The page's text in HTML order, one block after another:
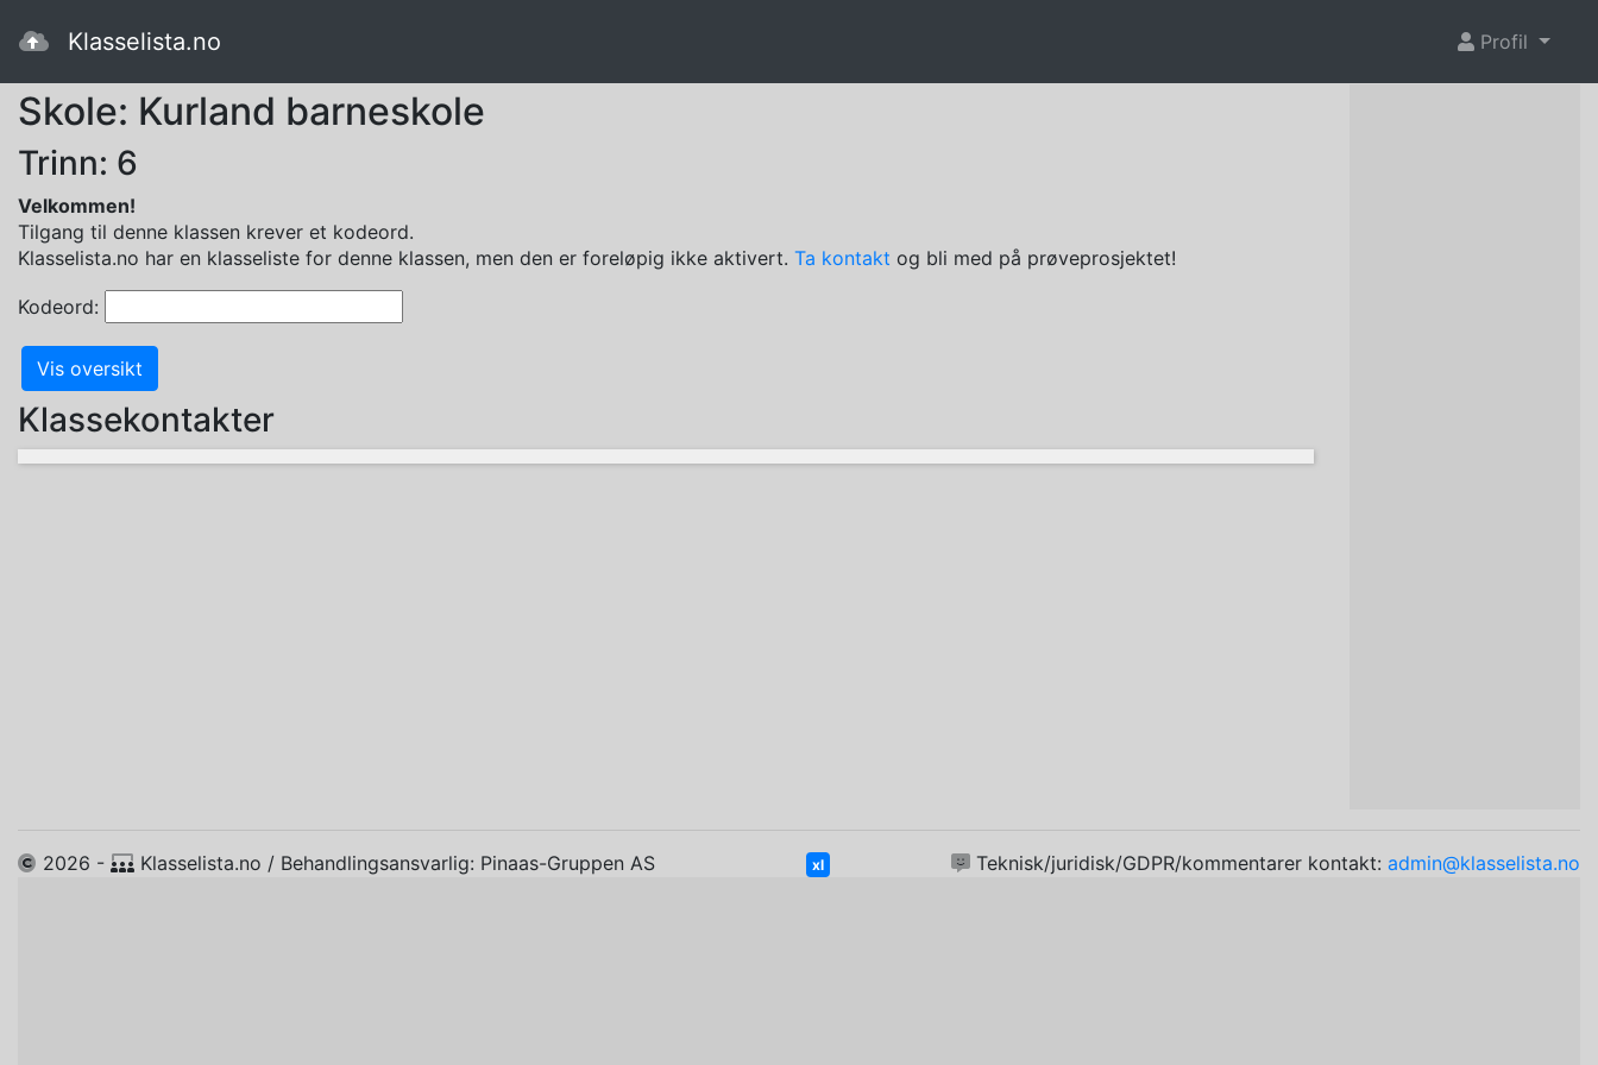
Klasselista.no Profil
Skole: Kurland barneskole
Trinn: 6
Velkommen!
Tilgang til denne klassen krever et kodeord.
Klasselista.no har en klasseliste for denne klassen, men den er foreløpig ikke aktivert. Ta kontakt og bli med på prøveprosjektet!
Kodeord:
Klassekontakter
2026 - Klasselista.no / Behandlingsansvarlig: Pinaas-Gruppen AS xl Teknisk/juridisk/GDPR/kommentarer kontakt: admin@klasselista.no